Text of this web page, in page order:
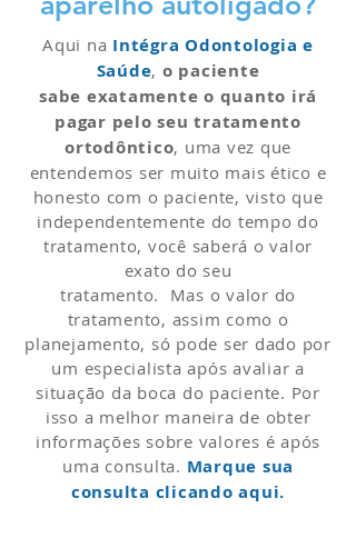
Aqui na Intégra Odontologia e
Saúde, o paciente
sabe exatamente o quanto irá
pagar pelo seu tratamento
ortodôntico, uma vez que
entendemos ser muito mais ético e
honesto com o paciente, visto que
independentemente do tempo do
tratamento, você saberá o valor
exato do seu
tratamento. Mas o valor do
tratamento, assim como o
planejamento, só pode ser dado por
um especialista após avaliar a
situação da boca do paciente. Por
isso a melhor maneira de obter
informações sobre valores é após
uma consulta. Marque sua
consulta clicando aqui.